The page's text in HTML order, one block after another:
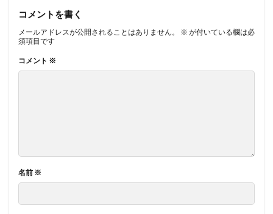
コメントを書く
メールアドレスが公開されることはありません。 ※ が付いている欄は必
須項目です
コメント ※
名前 ※